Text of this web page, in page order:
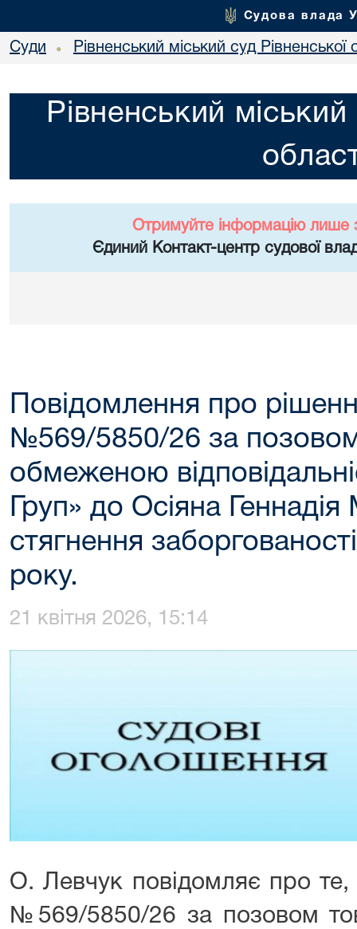
Судова влада
Суди • Рівненський міський суд Рівненської
Рівненський міський
Отримуйте інформацію лише
Єдиний Контакт-центр судової
Повідомлення про
№569/5850/26 за
обмеженою
Груп» до Осіяна
стягнення
року.
21 квітня 2026, 15:14
О. Левчук повідомляє про те,
№569/5850/26 за позовом